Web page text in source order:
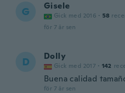
G Gisele
Gick med 2016 · 58
för 7 år sen
D Dolly
Gick med 2017 · 142
Buena calidad
för 7 år sen